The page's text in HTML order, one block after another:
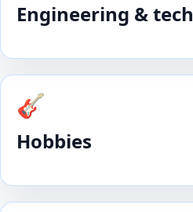
Engineering & tech
🎸
Hobbies